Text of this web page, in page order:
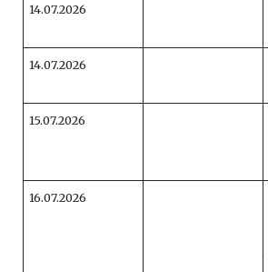
14.07.2026
14.07.2026
15.07.2026
16.07.2026